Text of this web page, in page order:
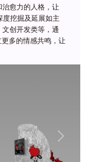
愈力的人格，让
度挖掘及延展如主
创开发类等，通
多的情感共鸣，让
Next